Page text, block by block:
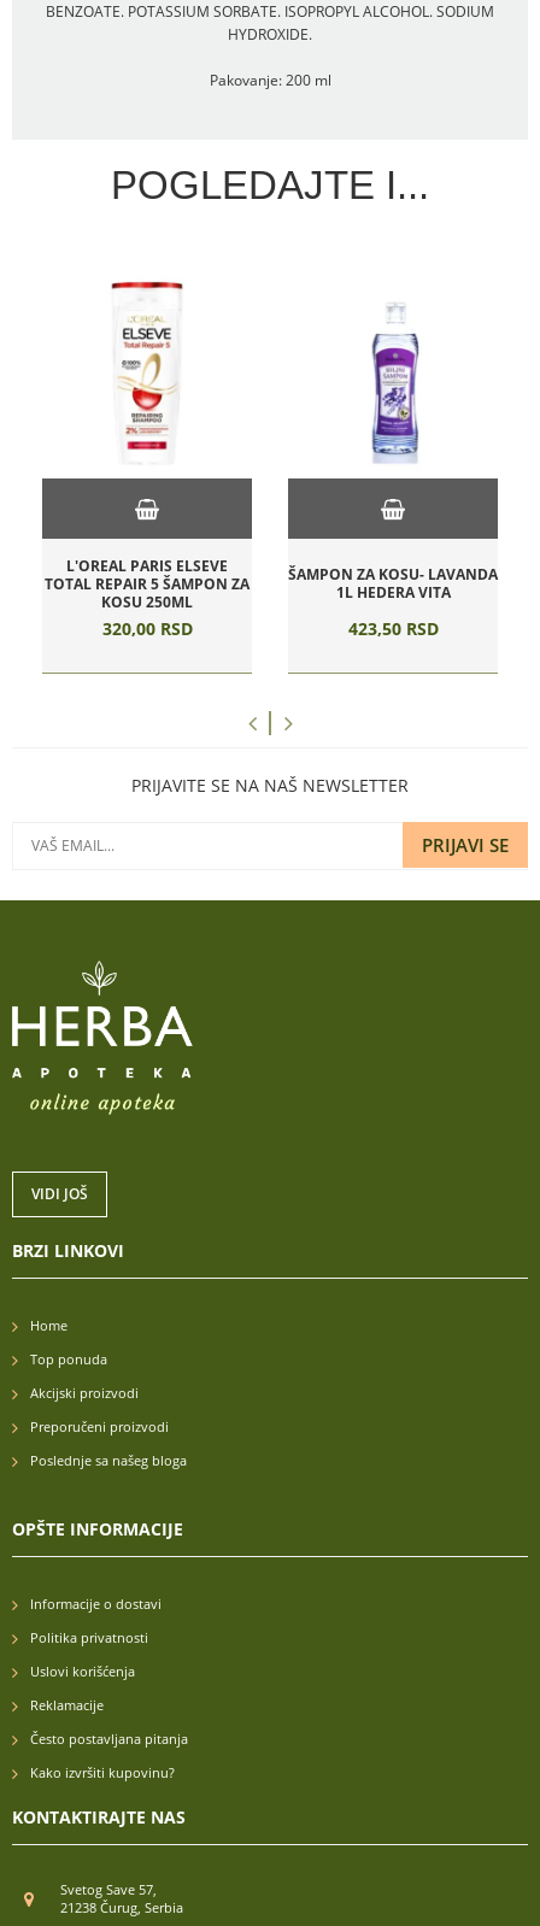
BENZOATE. POTASSIUM SORBATE. ISOPROPYL ALCOHOL. SODIUM
HYDROXIDE.
Pakovanje: 200 ml
POGLEDAJTE I...
L'OREAL PARIS ELSEVE
TOTAL REPAIR 5 ŠAMPON ZA
KOSU 250ML
320,00 RSD
ŠAMPON ZA KOSU- LAVANDA
1L HEDERA VITA
423,50 RSD
PRIJAVITE SE NA NAŠ NEWSLETTER
PRIJAVI SE
VIDI JOŠ
BRZI LINKOVI
Home
Top ponuda
Akcijski proizvodi
Preporučeni proizvodi
Poslednje sa našeg bloga
OPŠTE INFORMACIJE
Informacije o dostavi
Politika privatnosti
Uslovi korišćenja
Reklamacije
Često postavljana pitanja
Kako izvršiti kupovinu?
KONTAKTIRAJTE NAS
Svetog Save 57,
21238 Čurug, Serbia